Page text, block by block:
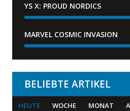
YS X: PROUD NORDICS
MARVEL COSMIC INVASION
BELIEBTE ARTIKEL
HEUTE WOCHE MONAT